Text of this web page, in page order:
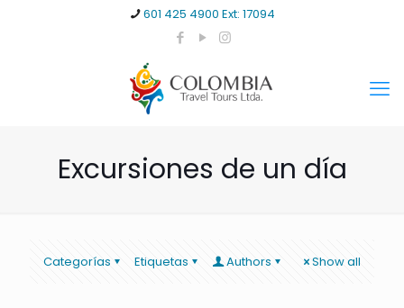
601 425 4900 Ext: 17094
Excursiones de un día
Categorías Etiquetas Authors Show all